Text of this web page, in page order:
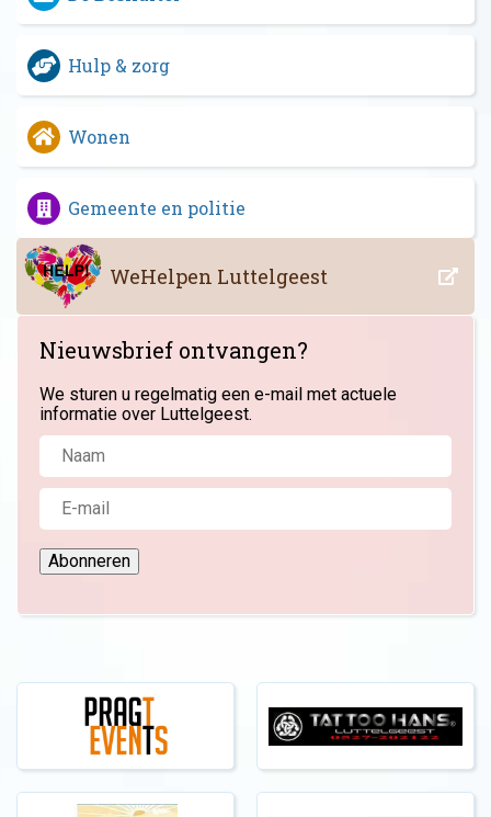
Hulp & zorg
Wonen
Gemeente en politie
WeHelpen Luttelgeest
Nieuwsbrief ontvangen?
We sturen u regelmatig een e-mail met actuele
informatie over Luttelgeest.
Abonneren